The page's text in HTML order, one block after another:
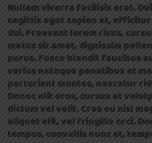
Nullam viverra facilisis erat.
sagittis eget sapien et,
dui. Praesent lorem risus,
metus sit amet, dignissim
purus. Fusce blandit faucibus
varius natoque penatibus et
parturient montes, nascetur
Donec elit eros, cursus at
dictum vel velit. Cras eu nisl
aliquet elit, vel fringilla orci.
tempus, convallis nunc et,